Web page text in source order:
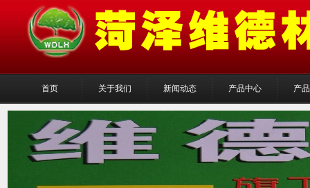
首页 关于我们 新闻动态 产品中心 产